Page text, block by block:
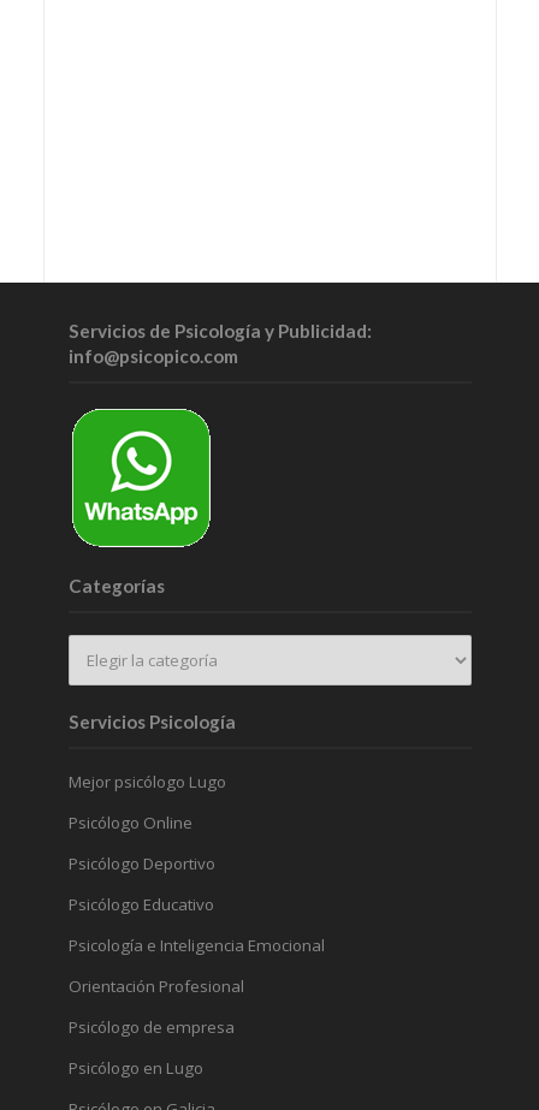
Servicios de Psicología y Publicidad:
info@psicopico.com
Categorías
Servicios Psicología
Mejor psicólogo Lugo
Psicólogo Online
Psicólogo Deportivo
Psicólogo Educativo
Psicología e Inteligencia Emocional
Orientación Profesional
Psicólogo de empresa
Psicólogo en Lugo